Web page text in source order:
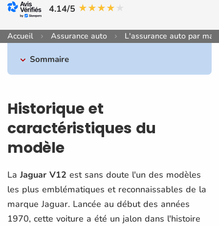
4.14/5
Accueil Assurance auto L'assurance auto par
Sommaire
Historique et
caractéristiques du
modèle
LaJaguar V12 est sans doute l'un des modèles
les plus emblématiques et reconnaissables de la
marque Jaguar. Lancée au début des années
1970, cette voiture a été un jalon dans l'histoire